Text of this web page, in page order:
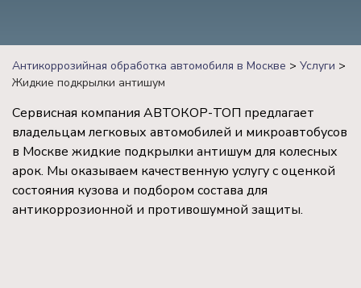
Антикоррозийная обработка автомобиля в Москве > Услуги >
Жидкие подкрылки антишум
Сервисная компания АВТОКОР-ТОП предлагает
владельцам легковых автомобилей и микроавтобусов
в Москве жидкие подкрылки антишум для колесных
арок. Мы оказываем качественную услугу с оценкой
состояния кузова и подбором состава для
антикоррозионной и противошумной защиты.